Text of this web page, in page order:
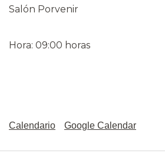
Salón Porvenir
Hora: 09:00 horas
Calendario Google Calendar